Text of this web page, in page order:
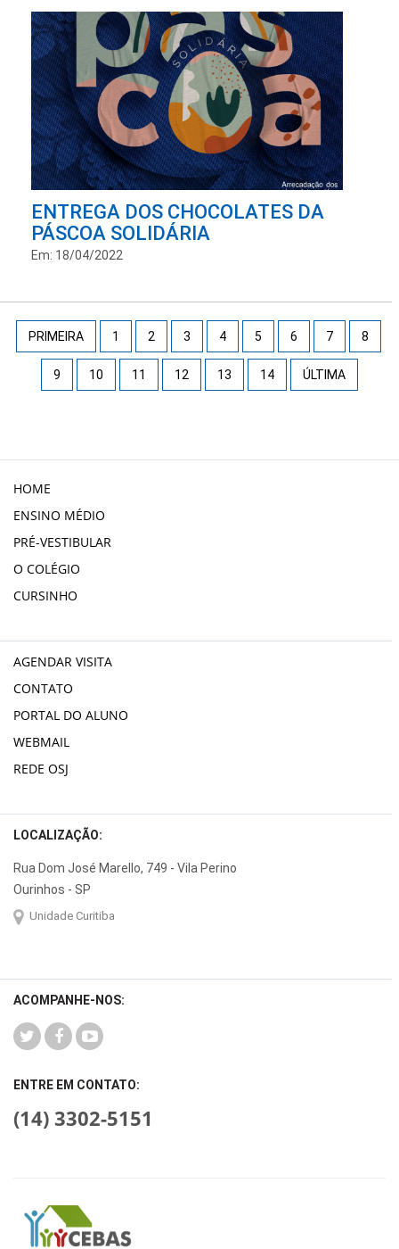
ENTREGA DOS CHOCOLATES DA
PÁSCOA SOLIDÁRIA
Em: 18/04/2022
PRIMEIRA 1 2 3 4 5 6 7 8
9 10 11 12 13 14 ÚLTIMA
HOME
ENSINO MÉDIO
PRÉ-VESTIBULAR
O COLÉGIO
CURSINHO
AGENDAR VISITA
CONTATO
PORTAL DO ALUNO
WEBMAIL
REDE OSJ
LOCALIZAÇÃO:
Rua Dom José Marello, 749 - Vila Perino
Ourinhos - SP
Unidade Curitiba
ACOMPANHE-NOS:
ENTRE EM CONTATO:
(14) 3302-5151